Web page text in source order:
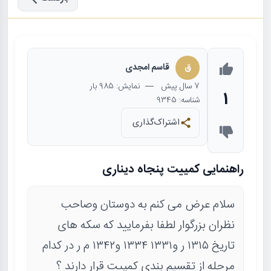
1
ق قاسم امجدی
7 سال پیش — نمایش: 985 بار
شناسه: 9345
اشتراک‌گذاری
راهنمایی کمییت پنجاه دیناری
سلام عرض می کنم به دوستان وصاحب
نظران بزرگوار لطفا بفرمایید که سکه های
تاریخ ۱۳۱۵ ر و۱۳۳۱ ۱۳۳۴ و۱۳۴۲ م ر در کدام
مرحله از تقسیم بندی کمییت قرار دارند ؟